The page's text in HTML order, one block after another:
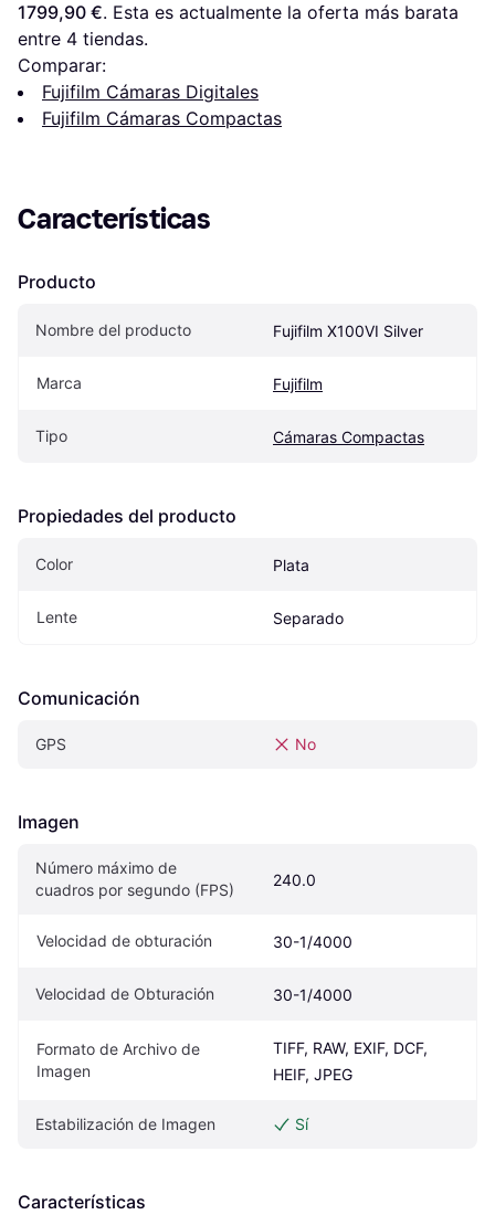
1799,90 €. Esta es actualmente la oferta más barata
entre 4 tiendas.
Comparar:
Fujifilm Cámaras Digitales
Fujifilm Cámaras Compactas
Características
Producto
Nombre del producto Fujifilm X100VI Silver
Marca Fujifilm
Tipo Cámaras Compactas
Propiedades del producto
Color Plata
Lente Separado
Comunicación
GPS No
Imagen
Número máximo de
cuadros por segundo (FPS)
240.0
Velocidad de obturación 30-1/4000
Velocidad de Obturación 30-1/4000
Formato de Archivo de
Imagen
TIFF, RAW, EXIF, DCF,
HEIF, JPEG
Estabilización de Imagen Sí
Características